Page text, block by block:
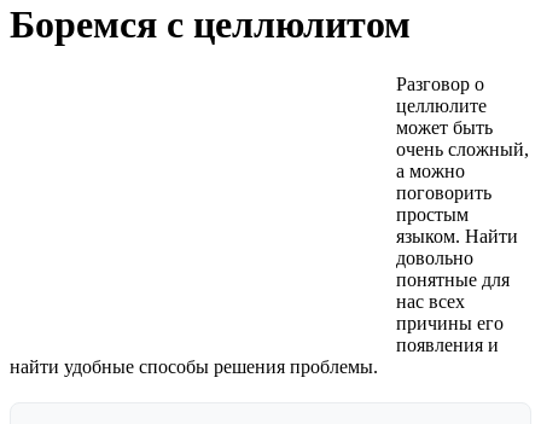
Боремся с целлюлитом
Разговор о
целлюлите
может быть
очень сложный,
а можно
поговорить
простым
языком. Найти
довольно
понятные для
нас всех
причины его
появления и
найти удобные способы решения проблемы.